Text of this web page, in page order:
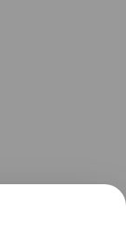
из-